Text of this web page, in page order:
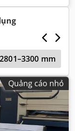
mm
Quảng cáo nhỏ